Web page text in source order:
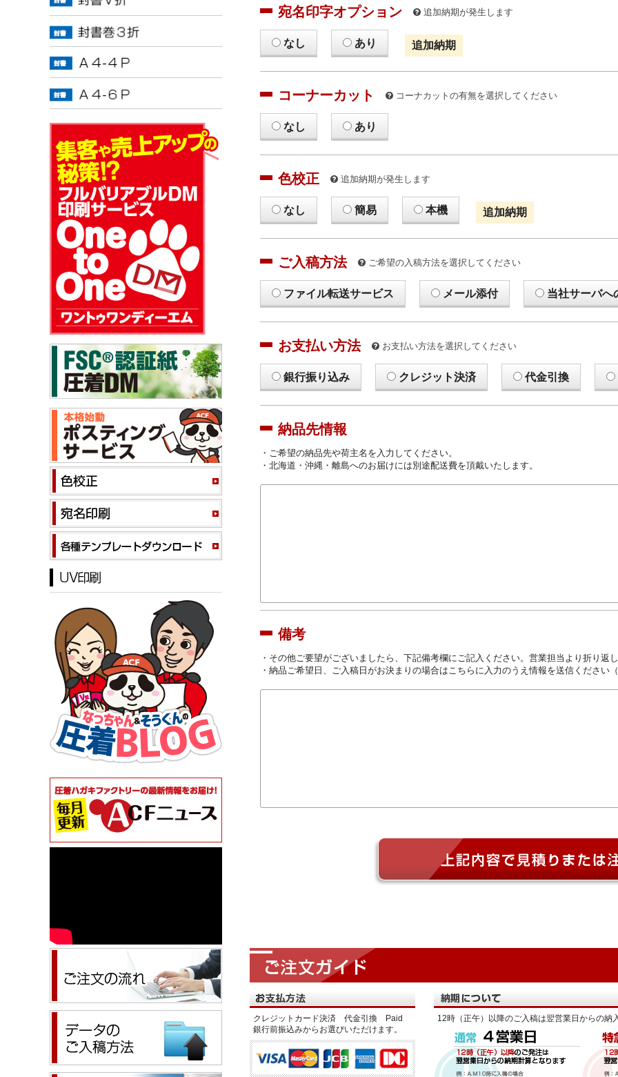
宛名印字オプション 追加納期が発生します
なし あり 追加納期
コーナーカット コーナカットの有無を選択してください
なし あり
色校正 追加納期が発生します
なし 簡易 本機 追加納期
ご入稿方法 ご希望の入稿方法を選択してください
ファイル転送サービス メール添付 当社サーバへ
お支払い方法 お支払い方法を選択してください
銀行振り込み クレジット決済 代金引換
納品先情報
・ご希望の納品先や荷主名を入力してください。
・北海道・沖縄・離島へのお届けには別途配送費を頂戴いたします。
備考
・その他ご要望がございましたら、下記備考欄にご記入ください。営業担当より折り返
・納品ご希望日、ご入稿日がお決まりの場合はこちらに入力のうえ情報を送信ください
クレジットカード決済 代金引換 Paid
銀行前振込みからお選びいただけます。
12時（正午）以降のご入稿は翌営業日からの納